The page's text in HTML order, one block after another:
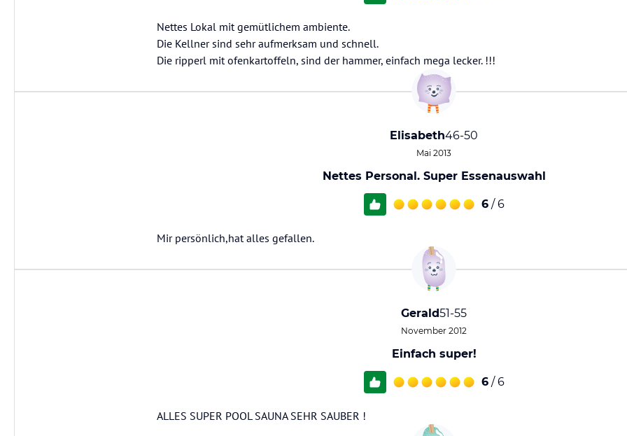
Nettes Lokal mit gemütlichem ambiente.
Die Kellner sind sehr aufmerksam und schnell.
Die ripperl mit ofenkartoffeln, sind der hammer, einfach mega lecker. !!!
Elisabeth46-50
Mai 2013
Nettes Personal. Super Essenauswahl
6 / 6
Mir persönlich,hat alles gefallen.
Gerald51-55
November 2012
Einfach super!
6 / 6
ALLES SUPER POOL SAUNA SEHR SAUBER !